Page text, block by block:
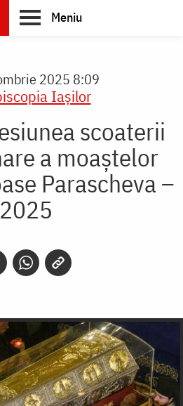
Meniu
2025 8:09
Iaşilor
scoaterii
a moaștelor
Parascheva –
2025